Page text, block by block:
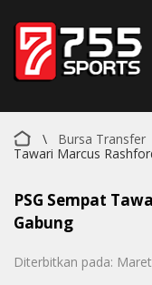
\ Bursa Transfer
Tawari Marcus
PSG Sempat
Gabung
Diterbitkan pada: